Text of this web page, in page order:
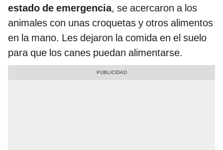
estado de emergencia, se acercaron a los
animales con unas croquetas y otros alimentos
en la mano. Les dejaron la comida en el suelo
para que los canes puedan alimentarse.